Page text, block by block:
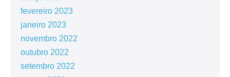
fevereiro 2023
janeiro 2023
novembro 2022
outubro 2022
setembro 2022